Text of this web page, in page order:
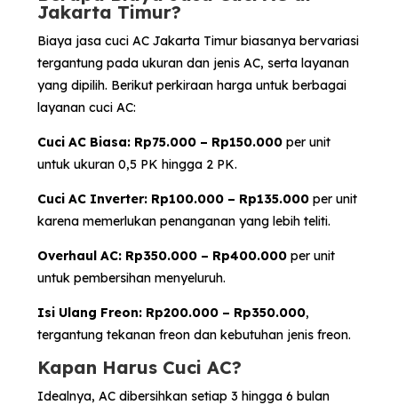
Jakarta Timur?
Biaya jasa cuci AC Jakarta Timur biasanya bervariasi
tergantung pada ukuran dan jenis AC, serta layanan
yang dipilih. Berikut perkiraan harga untuk berbagai
layanan cuci AC:
Cuci AC Biasa: Rp75.000 – Rp150.000per unit
untuk ukuran 0,5 PK hingga 2 PK.
Cuci AC Inverter: Rp100.000 – Rp135.000 per unit
karena memerlukan penanganan yang lebih teliti.
Overhaul AC: Rp350.000 – Rp400.000 per unit
untuk pembersihan menyeluruh.
Isi Ulang Freon: Rp200.000 – Rp350.000,
tergantung tekanan freon dan kebutuhan jenis freon.
Kapan Harus Cuci AC?
Idealnya, AC dibersihkan setiap 3 hingga 6 bulan